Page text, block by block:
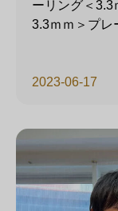
2023-06-17
ーリング＜3.3
3.3ｍｍ＞プ